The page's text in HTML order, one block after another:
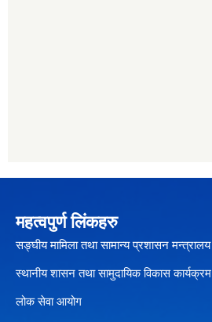
महत्वपुर्ण लिंकहरु
सङ्घीय मामिला तथा सामान्य प्रशासन मन्त्रालय
स्थानीय शासन तथा सामुदायिक विकास कार्यक्रम
लोक सेवा आयोग